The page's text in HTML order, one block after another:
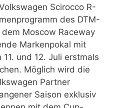
Scirocco R-
des DTM-
Moscow Raceway
Markenpokal mit
und 12. Juli erstmals
Möglich wird die
Partner
Saison exklusiv